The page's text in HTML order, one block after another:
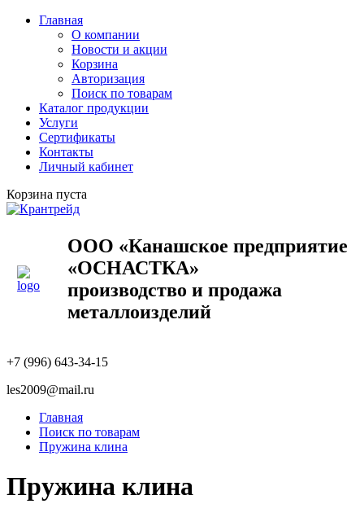
Главная
О компании
Новости и акции
Корзина
Авторизация
Поиск по товарам
Каталог продукции
Услуги
Сертификаты
Контакты
Личный кабинет
Корзина пуста
ООО «Канашское предприятие
«ОСНАСТКА»
производство и продажа
металлоизделий
+7 (996) 643-34-15
les2009@mail.ru
Главная
Поиск по товарам
Пружина клина
Пружина клина